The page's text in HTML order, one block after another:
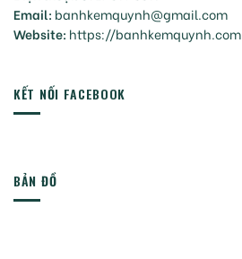
Email: banhkemquynh@gmail.com
Website: https://banhkemquynh.com
KẾT NỐI FACEBOOK
BẢN ĐỒ